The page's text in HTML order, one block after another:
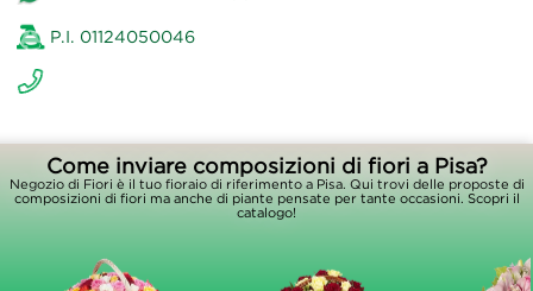
P.I. 01124050046
Come inviare composizioni di fiori a Pisa?
Negozio di Fiori è il tuo fioraio di riferimento a Pisa. Qui trovi delle proposte di
composizioni di fiori ma anche di piante pensate per tante occasioni. Scopri il
catalogo!